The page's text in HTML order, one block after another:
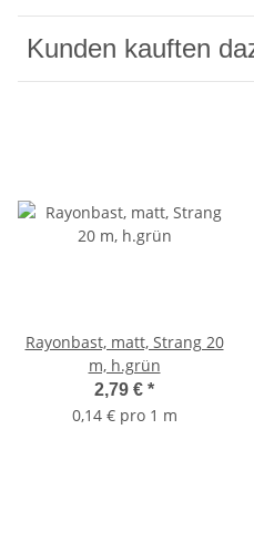
Kunden kauften
Rayonbast, matt, Strang 20
m, h.grün
2,79 € *
0,14 € pro 1 m